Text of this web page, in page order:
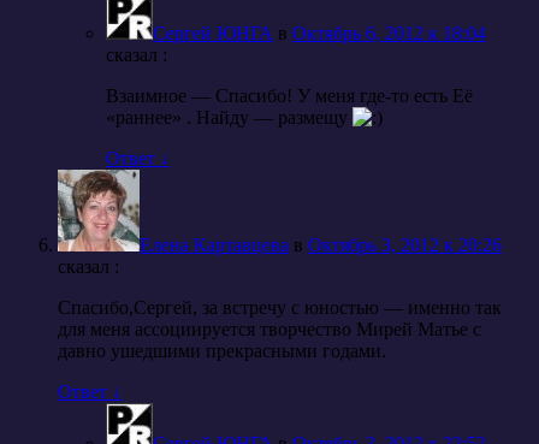
Сергей ЮНГА в Октябрь 6, 2012 к 18:04
cказал :
Взаимное — Спасибо! У меня где-то есть Её
«раннее» . Найду — размещу
Ответ ↓
Елена Картавцева в Октябрь 3, 2012 к 20:26
cказал :
Спасибо,Сергей, за встречу с юностью — именно так
для меня ассоциируется творчество Мирей Матье с
давно ушедшими прекрасными годами.
Ответ ↓